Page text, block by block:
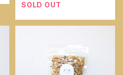
SOLD OUT